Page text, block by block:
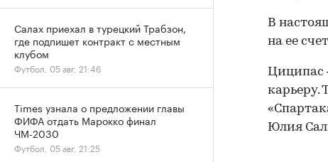
В
на ее
Циципас
карьеру.
Юлия
Салах приехал в турецкий Трабзон,
где подпишет контракт с местным
клубом
Футбол, 05 авг, 21:46
Times узнала о предложении главы
ФИФА отдать Марокко финал
ЧМ-2030
Футбол, 05 авг, 21:25